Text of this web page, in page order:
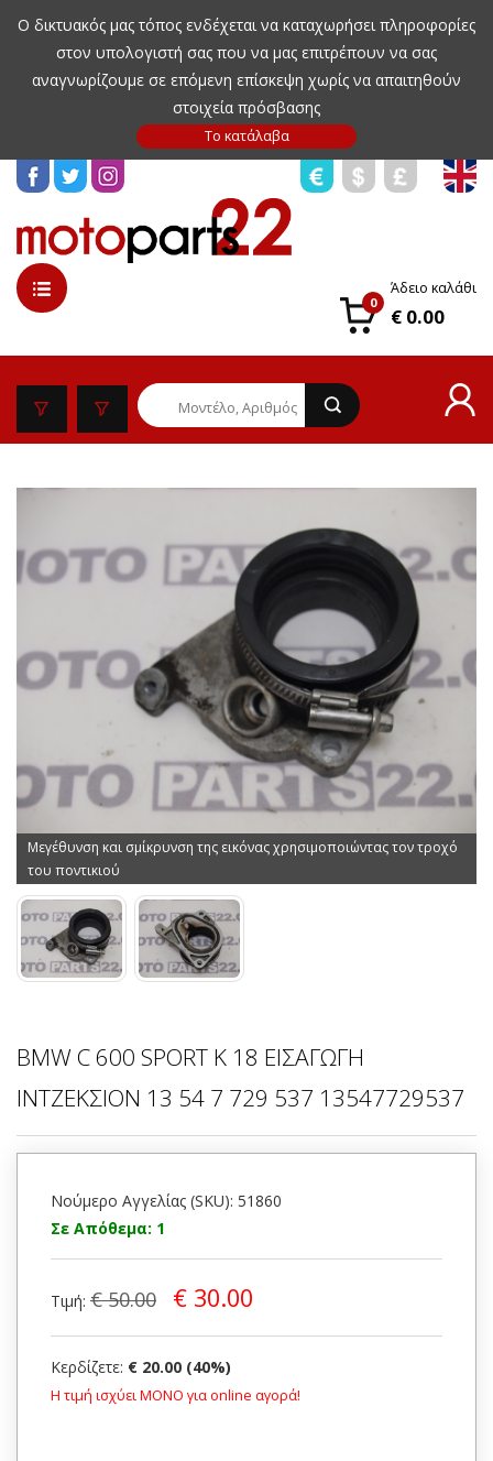
Ο δικτυακός μας τόπος ενδέχεται να καταχωρήσει πληροφορίες
στον υπολογιστή σας που να μας επιτρέπουν να σας
αναγνωρίζουμε σε επόμενη επίσκεψη χωρίς να απαιτηθούν
στοιχεία πρόσβασης
0
Άδειο καλάθι
€ 0.00
Μεγέθυνση και σμίκρυνση της εικόνας χρησιμοποιώντας τον τροχό
του ποντικιού
BMW C 600 SPORT K 18 ΕΙΣΑΓΩΓΗ
ΙΝΤΖΕΚΣΙΟΝ 13 54 7 729 537 13547729537
Νούμερο Αγγελίας (SKU): 51860
Σε Απόθεμα: 1
Τιμή: € 50.00 € 30.00
Κερδίζετε: € 20.00 (40%)
Η τιμή ισχύει ΜΟΝΟ για online αγορά!